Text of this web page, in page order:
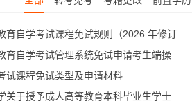
育自学考试课程免试规则（2026 年修订
育自学考试管理系统免试申请考生端操
试课程免试类型及申请材料
关于授予成人高等教育本科毕业生学士